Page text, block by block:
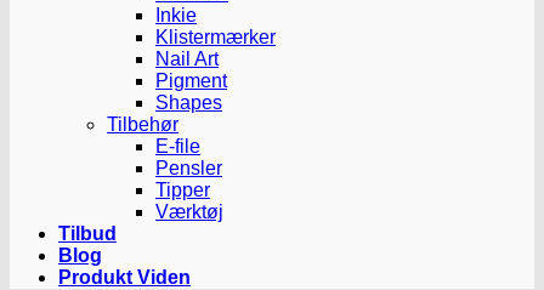
Inkie
Klistermærker
Nail Art
Pigment
Shapes
Tilbehør
E-file
Pensler
Tipper
Værktøj
Tilbud
Blog
Produkt Viden